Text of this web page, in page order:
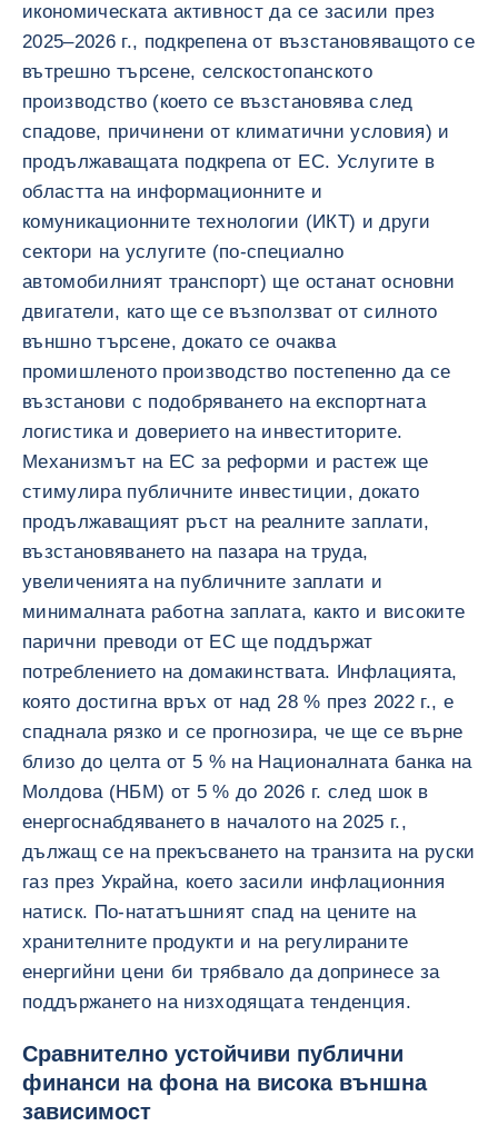
икономическата активност да се засили през
2025–2026 г., подкрепена от възстановяващото се
вътрешно търсене, селскостопанското
производство (което се възстановява след
спадове, причинени от климатични условия) и
продължаващата подкрепа от ЕС. Услугите в
областта на информационните и
комуникационните технологии (ИКТ) и други
сектори на услугите (по-специално
автомобилният транспорт) ще останат основни
двигатели, като ще се възползват от силното
външно търсене, докато се очаква
промишленото производство постепенно да се
възстанови с подобряването на експортната
логистика и доверието на инвеститорите.
Механизмът на ЕС за реформи и растеж ще
стимулира публичните инвестиции, докато
продължаващият ръст на реалните заплати,
възстановяването на пазара на труда,
увеличенията на публичните заплати и
минималната работна заплата, както и високите
парични преводи от ЕС ще поддържат
потреблението на домакинствата. Инфлацията,
която достигна връх от над 28 % през 2022 г., е
спаднала рязко и се прогнозира, че ще се върне
близо до целта от 5 % на Националната банка на
Молдова (НБМ) от 5 % до 2026 г. след шок в
енергоснабдяването в началото на 2025 г.,
дължащ се на прекъсването на транзита на руски
газ през Украйна, което засили инфлационния
натиск. По-нататъшният спад на цените на
хранителните продукти и на регулираните
енергийни цени би трябвало да допринесе за
поддържането на низходящата тенденция.
Сравнително устойчиви публични
финанси на фона на висока външна
зависимост